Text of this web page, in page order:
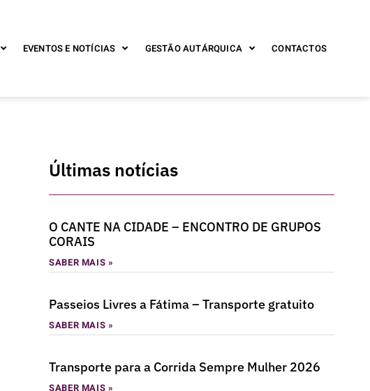
EVENTOS E NOTÍCIAS GESTÃO AUTÁRQUICA CONTACTOS
Últimas notícias
O CANTE NA CIDADE – ENCONTRO DE GRUPOS
CORAIS
SABER MAIS »
Passeios Livres a Fátima – Transporte gratuito
SABER MAIS »
Transporte para a Corrida Sempre Mulher 2026
SABER MAIS »